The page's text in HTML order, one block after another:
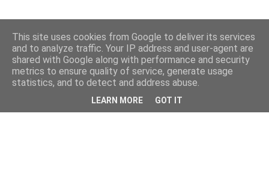
This site uses cookies from Google to deliver its services
and to analyze traffic. Your IP address and user-agent are
shared with Google along with performance and security
metrics to ensure quality of service, generate usage
statistics, and to detect and address abuse.
LEARN MORE GOT IT